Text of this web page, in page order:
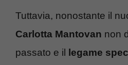
Tuttavia, nonostante il
Carlotta Mantovan non
passato e il
legame